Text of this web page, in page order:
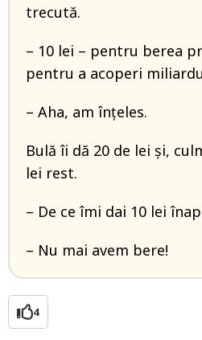
trecută.
– 10 lei – pentru berea
pentru a acoperi
– Aha, am înțeles.
Bulă îi dă 20 de lei și,
lei rest.
– De ce îmi dai 10 lei
– Nu mai avem bere!
4